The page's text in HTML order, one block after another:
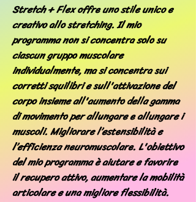
Stretch + Flex offre uno stile unico e
creativo allo stretching. Il mio
programma non si concentra solo su
ciascun gruppo muscolare
individualmente, ma si concentra sui
corretti squilibri e sull'attivazione del
corpo insieme all'aumento della gamma
di movimento per allungare e allungare i
muscoli. Migliorare l’estensibilità e
l’efficienza neuromuscolare. L'obiettivo
del mio programma è aiutare e favorire
il recupero attivo, aumentare la mobilità
articolare e una migliore flessibilità.